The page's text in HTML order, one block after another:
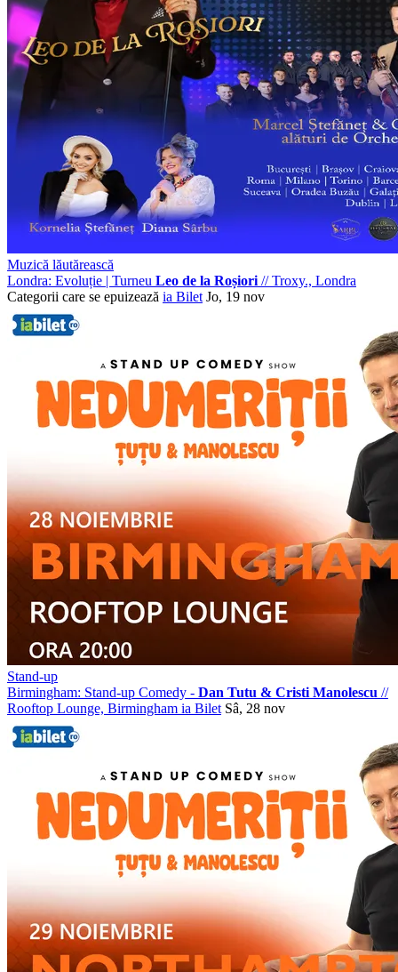
Muzică lăutărească
Londra: Evoluție | Turneu Leo de la Roșiori //Troxy., Londra
Categorii care se epuizează ia Bilet Jo, 19 nov
Stand-up
Birmingham: Stand-up Comedy - Dan Tutu & Cristi Manolescu //
Rooftop Lounge, Birmingham ia Bilet Sâ, 28 nov